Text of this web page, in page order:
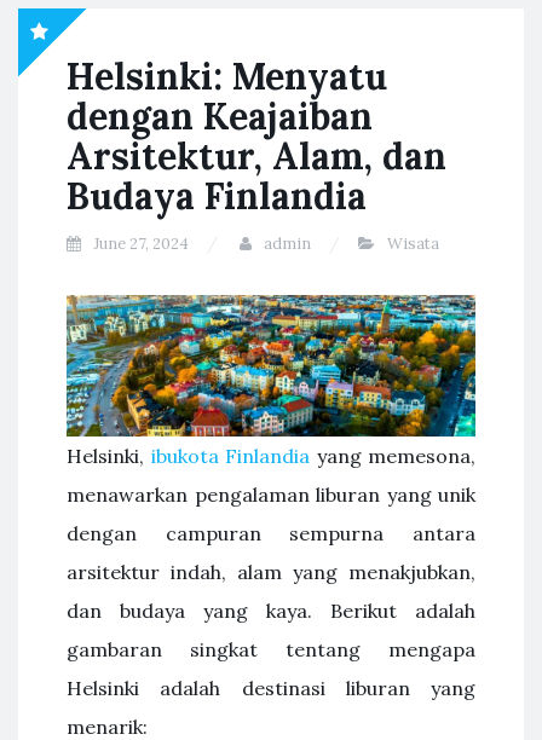
Helsinki: Menyatu
dengan Keajaiban
Arsitektur, Alam, dan
Budaya Finlandia
June 27, 2024 admin Wisata
Helsinki, ibukota Finlandia yang memesona,
menawarkan pengalaman liburan yang unik
dengan campuran sempurna antara
arsitektur indah, alam yang menakjubkan,
dan budaya yang kaya. Berikut adalah
gambaran singkat tentang mengapa
Helsinki adalah destinasi liburan yang
menarik: